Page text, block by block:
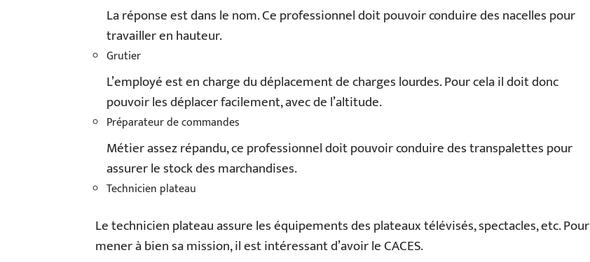
La réponse est dans le nom. Ce professionnel doit pouvoir conduire des nacelles pour
travailler en hauteur.
Grutier
L’employé est en charge du déplacement de charges lourdes. Pour cela il doit donc
pouvoir les déplacer facilement, avec de l’altitude.
Préparateur de commandes
Métier assez répandu, ce professionnel doit pouvoir conduire des transpalettes pour
assurer le stock des marchandises.
Technicien plateau
Le technicien plateau assure les équipements des plateaux télévisés, spectacles, etc. Pour
mener à bien sa mission, il est intéressant d’avoir le CACES.